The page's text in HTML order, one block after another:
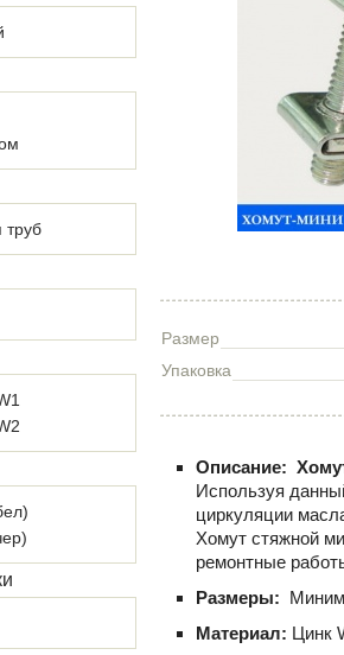
труб
Размер
Упаковка
Описание:
Используя
циркуляции
Хомут стяжной
ремонтные
Размеры:
Материал: Цинк